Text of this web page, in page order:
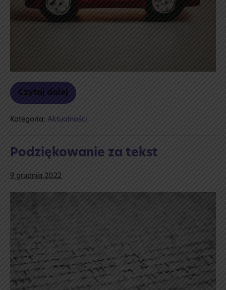
Czytaj dalej
Wesołych
Świąt!
Kategoria: Aktualności
Podziękowanie za tekst
9 grudnia 2022